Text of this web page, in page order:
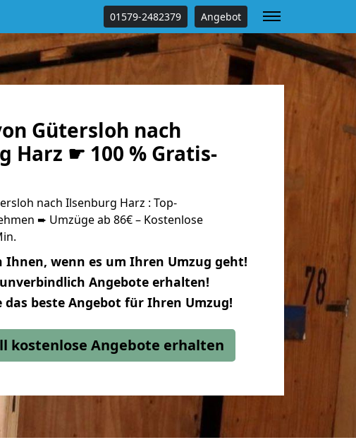
01579-2482379 Angebot
Gütersloh nach
Harz ☛ 100 % Gratis-
nach Ilsenburg Harz : Top-
➨ Umzüge ab 86€ – Kostenlose
Ihnen, wenn es um Ihren Umzug geht!
Angebote erhalten!
das beste Angebot für Ihren Umzug!
kostenlose Angebote erhalten